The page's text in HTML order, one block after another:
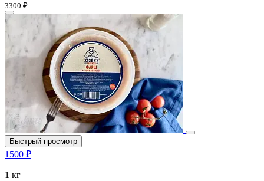
3300 ₽
Быстрый просмотр
1500 ₽
1 кг